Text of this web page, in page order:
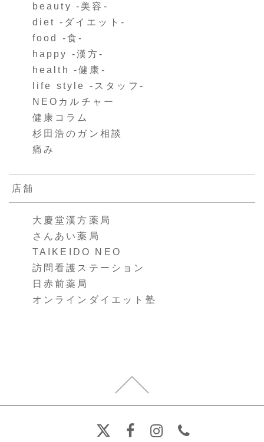
beauty -美容-
diet -ダイエット-
food -食-
happy -漢方-
health -健康-
life style -スタッフ-
NEOカルチャー
健康コラム
杉田浩のガン相談
痛み
店舗
大慶堂漢方薬局
さんあい薬局
TAIKEIDO NEO
訪問看護ステーション
日赤前薬局
オンラインダイエット塾